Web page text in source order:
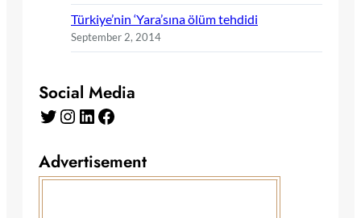
Türkiye’nin ‘Yara’sına ölüm tehdidi
September 2, 2014
Social Media
Twitter Instagram LinkedIn Facebook
Advertisement